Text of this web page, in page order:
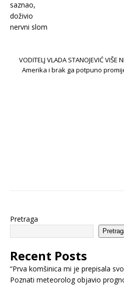
VODITELJ VLADA STANOJEVIĆ VIŠE
Amerika i brak ga potpuno
Pretraga
Recent Posts
“Prva komšinica mi je prepisala
Poznati meteorolog objavio